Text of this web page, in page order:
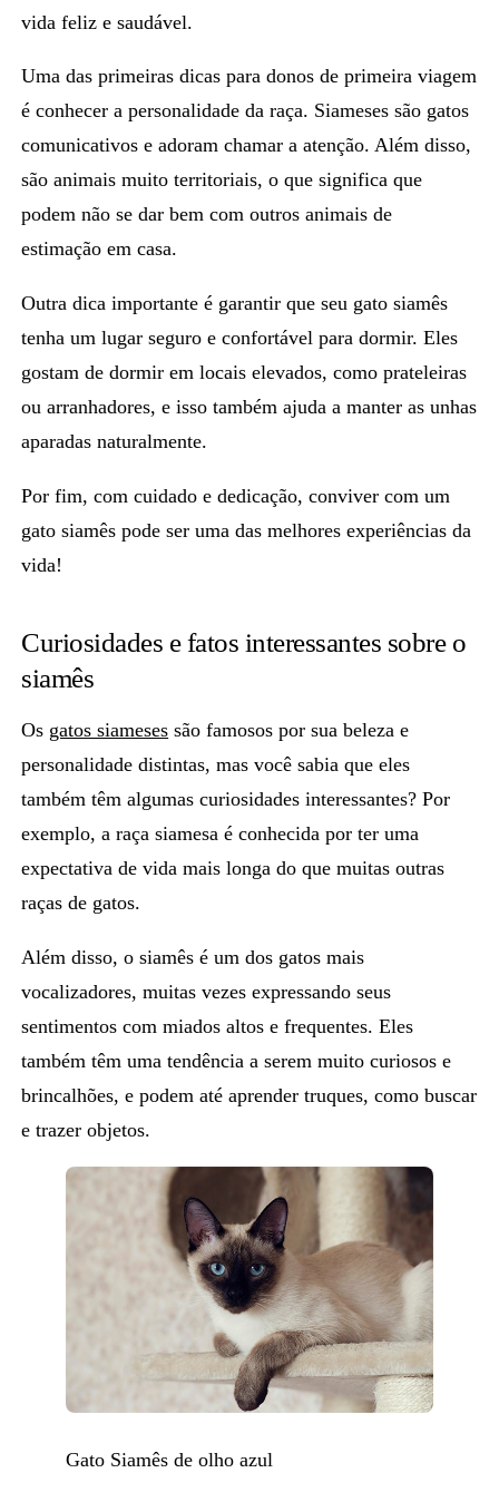
vida feliz e saudável.
Uma das primeiras dicas para donos de primeira viagem
é conhecer a personalidade da raça. Siameses são gatos
comunicativos e adoram chamar a atenção. Além disso,
são animais muito territoriais, o que significa que
podem não se dar bem com outros animais de
estimação em casa.
Outra dica importante é garantir que seu gato siamês
tenha um lugar seguro e confortável para dormir. Eles
gostam de dormir em locais elevados, como prateleiras
ou arranhadores, e isso também ajuda a manter as unhas
aparadas naturalmente.
Por fim, com cuidado e dedicação, conviver com um
gato siamês pode ser uma das melhores experiências da
vida!
Curiosidades e fatos interessantes sobre o
siamês
Os gatos siameses são famosos por sua beleza e
personalidade distintas, mas você sabia que eles
também têm algumas curiosidades interessantes? Por
exemplo, a raça siamesa é conhecida por ter uma
expectativa devida mais longa do que muitas outras
raças de gatos.
Além disso, osiamês é um dos gatos mais
vocalizadores, muitas vezes expressando seus
sentimentos com miados altos e frequentes. Eles
também têm uma tendência a serem muito curiosos e
brincalhões, e podem até aprender truques, como buscar
e trazer objetos.
Gato Siamês de olho azul